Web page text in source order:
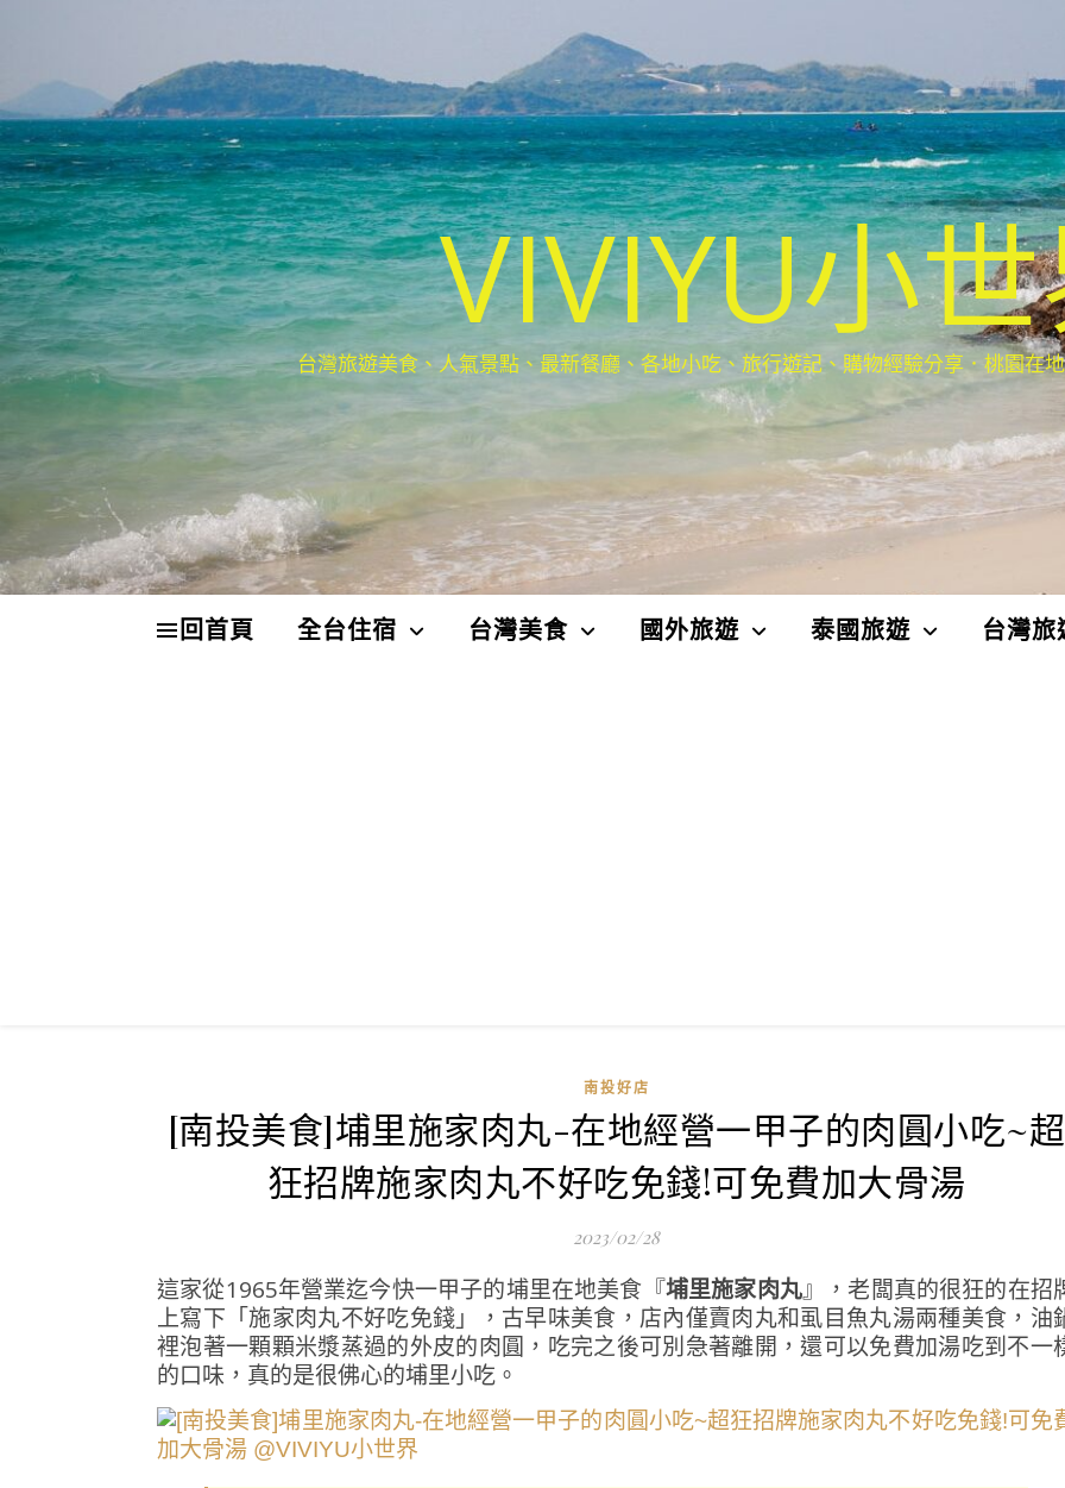
VIVIYU小
台灣旅遊美食、人氣景點、最新餐廳、各地小吃、旅行遊記、購物經驗分享．桃園在
回首頁 全台住宿 台灣美食 國外旅遊 泰國旅遊 台灣旅
南投好店
[南投美食]埔里施家肉丸-在地經營一甲子的肉圓小吃~超
狂招牌施家肉丸不好吃免錢!可免費加大骨湯
2023/02/28
這家從1965年營業迄今快一甲子的埔里在地美食『埔里施家肉丸』，老闆真的很狂的在招
上寫下「施家肉丸不好吃免錢」，古早味美食，店內僅賣肉丸和虱目魚丸湯兩種美食，油
裡泡著一顆顆米漿蒸過的外皮的肉圓，吃完之後可別急著離開，還可以免費加湯吃到不一
的口味，真的是很佛心的埔里小吃。